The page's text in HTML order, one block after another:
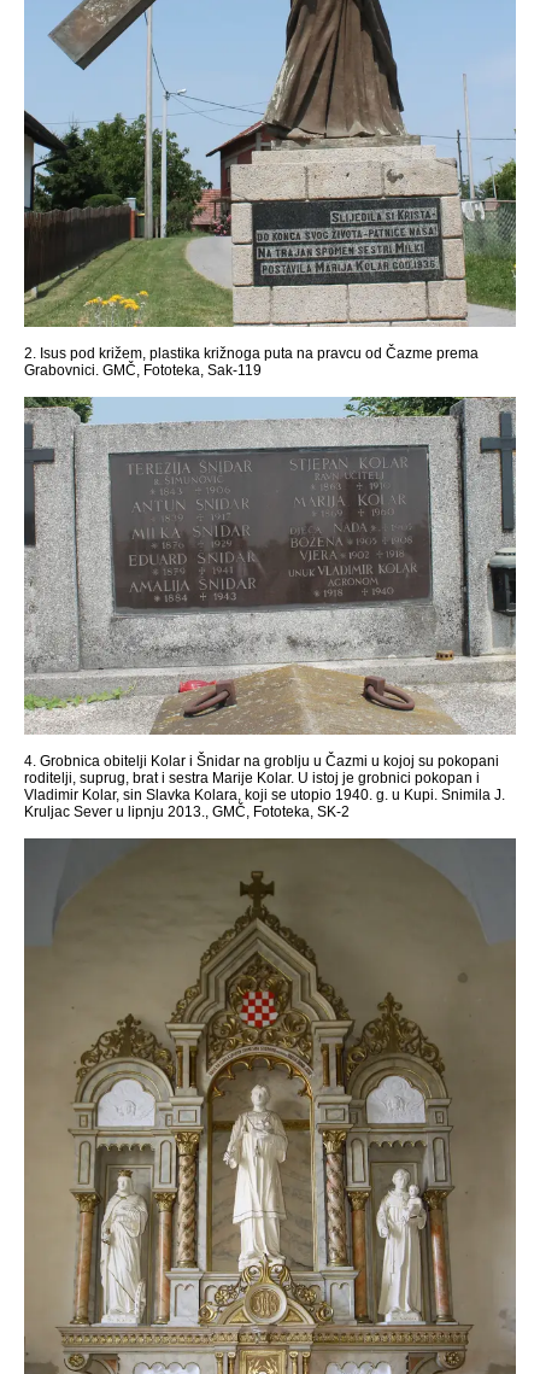
2. Isus pod križem, plastika križnoga puta na pravcu od Čazme prema
Grabovnici. GMČ, Fototeka, Sak-119
4. Grobnica obitelji Kolar i Šnidar na groblju u Čazmi u kojoj su pokopani
roditelji, suprug, brat i sestra Marije Kolar. U istoj je grobnici pokopan i
Vladimir Kolar, sin Slavka Kolara, koji se utopio 1940. g. u Kupi. Snimila J.
Kruljac Sever u lipnju 2013., GMČ, Fototeka, SK-2